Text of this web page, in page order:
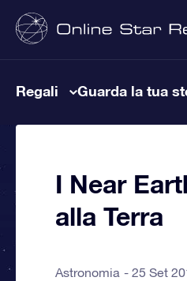
Regali Guarda la tua
I Near
alla Terra
Astronomia 25 Set